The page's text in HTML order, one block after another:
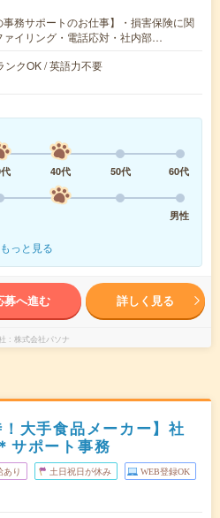
事務サポートのお仕事】・損害保険に関
ァイリング・電話応対・社内部…
ンクOK / 英語力不要
40代 50代
60代
男性
もっと見る
募へ進む 詳しく見る
株式会社パソナ
大手食品メーカー】社
サポート事務
あり 土日祝日が休み WEB登録OK